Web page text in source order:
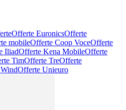
Offerte EuronicsOfferte
mobileOfferte Coop VoceOfferte
IliadOfferte Kena MobileOfferte
TimOfferte TreOfferte
Offerte Unieuro